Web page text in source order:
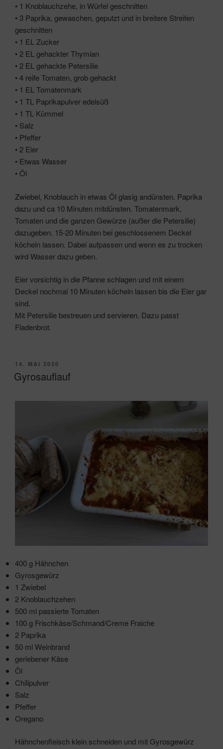
• 1 Knoblauchzehe, in Würfel geschnitten
• 3 Paprika, gewaschen, geputzt und in breitere Streifen
geschnitten
• 1 EL Zucker
• 2 EL gehackter Thymian
• 2 EL gehackte Petersilie
• 4 reife Tomaten, grob gehackt
• 1 EL Tomatenmark
• 1 TL Paprikapulver edelsüß
• 1 TL Kümmel
• Salz
• Pfeffer
• 2 Eier
• Etwas Wasser
• Öl
Zwiebel, Knoblauch in etwas Öl glasig andünsten. Paprika
dazu und ca 10 Minuten mitdünsten. Tomatenmark,
Tomaten und die ganzen Gewürze (außer die Petersilie)
dazugeben. 15-20 Minuten bei geschlossenem Deckel
köcheln lassen. Dabei aufpassen und wenn es zu trocken
wird Wasser dazu geben.
Eier vorsichtig in die Pfanne schlagen und mit einem
Deckel nochmal 10 Minuten köcheln lassen bis die Eier gar
sind.
Mit Petersilie bestreuen und servieren. Dazu passt
Fladenbrot.
VERÖFFENTLICHT
AM
14. MAI 2020
Gyrosauflauf
400 g Hähnchen
Gyrosgewürz
1 Zwiebel
2 Knoblauchzehen
500 ml passierte Tomaten
100 g Frischkäse/Schmand/Creme Fraiche
2 Paprika
50 ml Weinbrand
geriebener Käse
Öl
Chilipulver
Salz
Pfeffer
Oregano
Hähnchenfleisch klein schneiden und mit Gyrosgewürz